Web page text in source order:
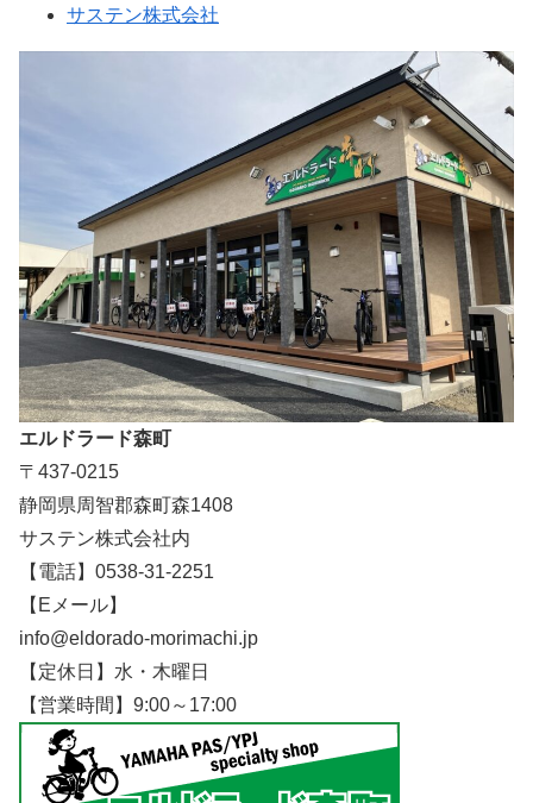
サステン株式会社
エルドラード森町
〒437-0215
静岡県周智郡森町森1408
サステン株式会社内
【電話】0538-31-2251
【Eメール】
info@eldorado-morimachi.jp
【定休日】水・木曜日
【営業時間】9:00～17:00